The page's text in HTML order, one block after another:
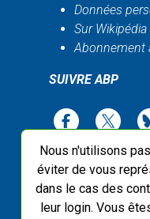
Nous n'utilisons
éviter de vous
dans le cas des
leur login. Vous
Données
Sur Wikipédia
Abonnement
SUIVRE ABP
2003-2026 ©